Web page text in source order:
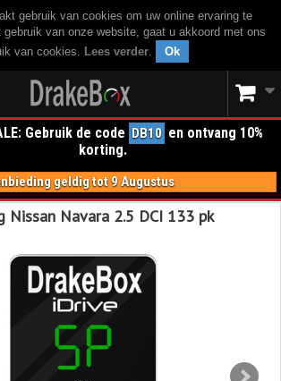
gebruik van cookies om uw online ervaring te
gebruik van onze website, gaat u akkoord met ons
van cookies. Lees verder. Ok
Gebruik de code DB10 en ontvang 10%
korting.
geldig tot 9 Augustus
Nissan Navara 2.5 DCI 133 pk